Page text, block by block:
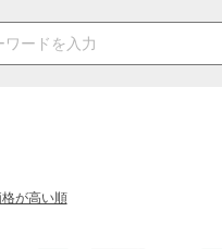
が高い順